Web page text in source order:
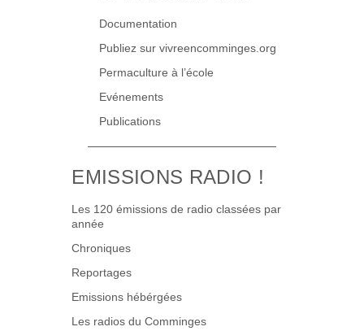
Documentation
Publiez sur vivreencomminges.org
Permaculture à l’école
Evénements
Publications
EMISSIONS RADIO !
Les 120 émissions de radio classées par
année
Chroniques
Reportages
Emissions hébérgées
Les radios du Comminges